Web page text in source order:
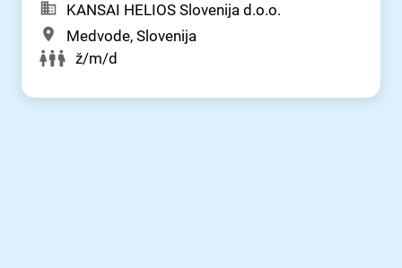
KANSAI HELIOS Slovenija d.o.o.
Medvode, Slovenija
ž/m/d